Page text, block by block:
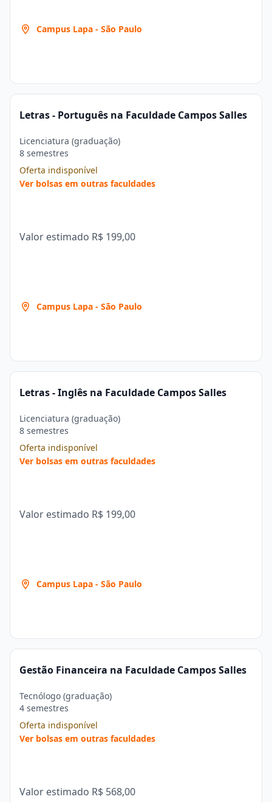
Campus Lapa - São Paulo
Letras - Português na Faculdade Campos Salles
Licenciatura (graduação)
8 semestres
Oferta indisponível
Ver bolsas em outras faculdades
Valor estimado R$ 199,00
Campus Lapa - São Paulo
Letras - Inglês na Faculdade Campos Salles
Licenciatura (graduação)
8 semestres
Oferta indisponível
Ver bolsas em outras faculdades
Valor estimado R$ 199,00
Campus Lapa - São Paulo
Gestão Financeira na Faculdade Campos Salles
Tecnólogo (graduação)
4 semestres
Oferta indisponível
Ver bolsas em outras faculdades
Valor estimado R$ 568,00